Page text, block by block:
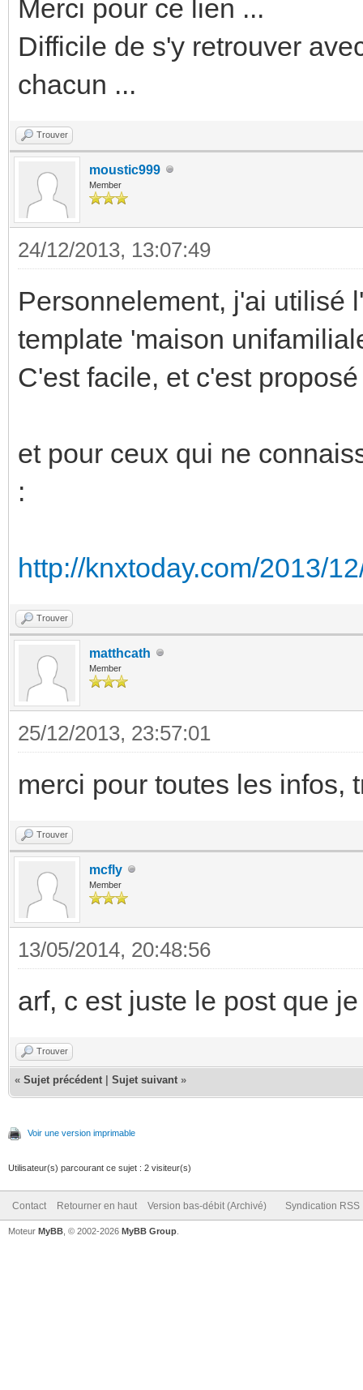
Merci pour ce lien ...
Difficile de s'y retrouver
chacun ...
Trouver
moustic999
Member
24/12/2013, 13:07:49
Personnelement, j'ai utilisé
template 'maison
C'est facile, et c'est
et pour ceux qui ne
:
http://knxtoday.com/2013/
Trouver
matthcath
Member
25/12/2013, 23:57:01
merci pour toutes les infos,
Trouver
mcfly
Member
13/05/2014, 20:48:56
arf, c est juste le post que
Trouver
« Sujet précédent Sujet suivant »
Voir une version imprimable
Utilisateur(s) parcourant ce sujet : 2 visiteur(s)
Contact Retourner en haut Version bas-débit (Archivé) Syndication RSS
Moteur MyBB , © 2002-2026 MyBB Group